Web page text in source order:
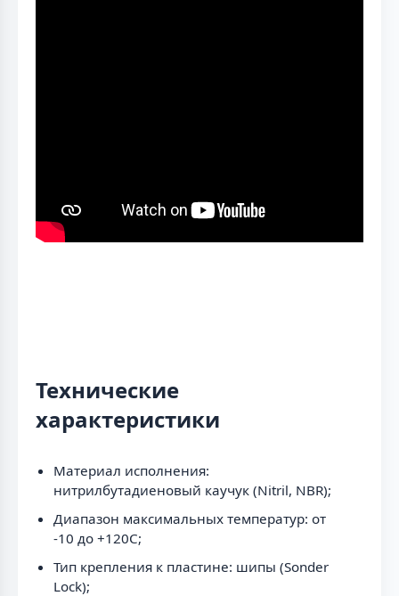
Технические
характеристики
Материал исполнения:
нитрилбутадиеновый каучук (Nitril, NBR);
Диапазон максимальных температур: от
-10 до +120C;
Тип крепления к пластине: шипы (Sonder
Lock);